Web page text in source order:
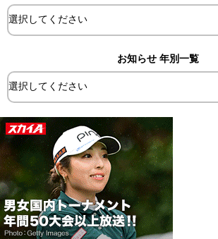
お知らせ 年別一覧